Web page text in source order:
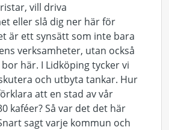
vill driva
eller slå dig ner här för
är ett synsätt som inte bara
verksamheter, utan också
här. I Lidköping tycker vi
och utbyta tankar. Hur
att en stad av vår
kaféer? Så var det det här
sagt varje kommun och